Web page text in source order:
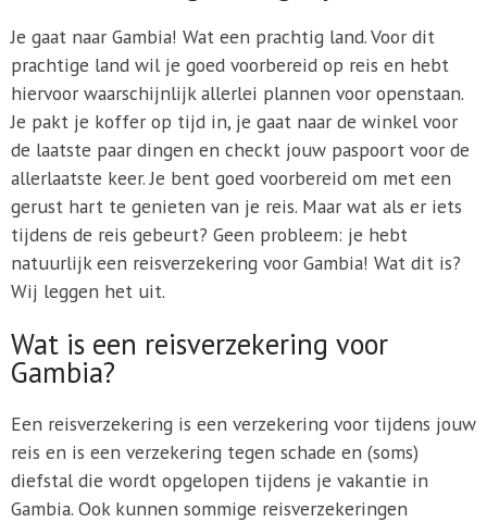
Je gaat naar Gambia! Wat een prachtig land. Voor dit
prachtige land wil je goed voorbereid op reis en hebt
hiervoor waarschijnlijk allerlei plannen voor openstaan.
Je pakt je koffer op tijd in, je gaat naar de winkel voor
de laatste paar dingen en checkt jouw paspoort voor de
allerlaatste keer. Je bent goed voorbereid om met een
gerust hart te genieten van je reis. Maar wat als er iets
tijdens de reis gebeurt? Geen probleem: je hebt
natuurlijk een reisverzekering voor Gambia! Wat dit is?
Wij leggen het uit.
Wat is een reisverzekering voor
Gambia?
Een reisverzekering is een verzekering voor tijdens jouw
reis en is een verzekering tegen schade en (soms)
diefstal die wordt opgelopen tijdens je vakantie in
Gambia. Ook kunnen sommige reisverzekeringen